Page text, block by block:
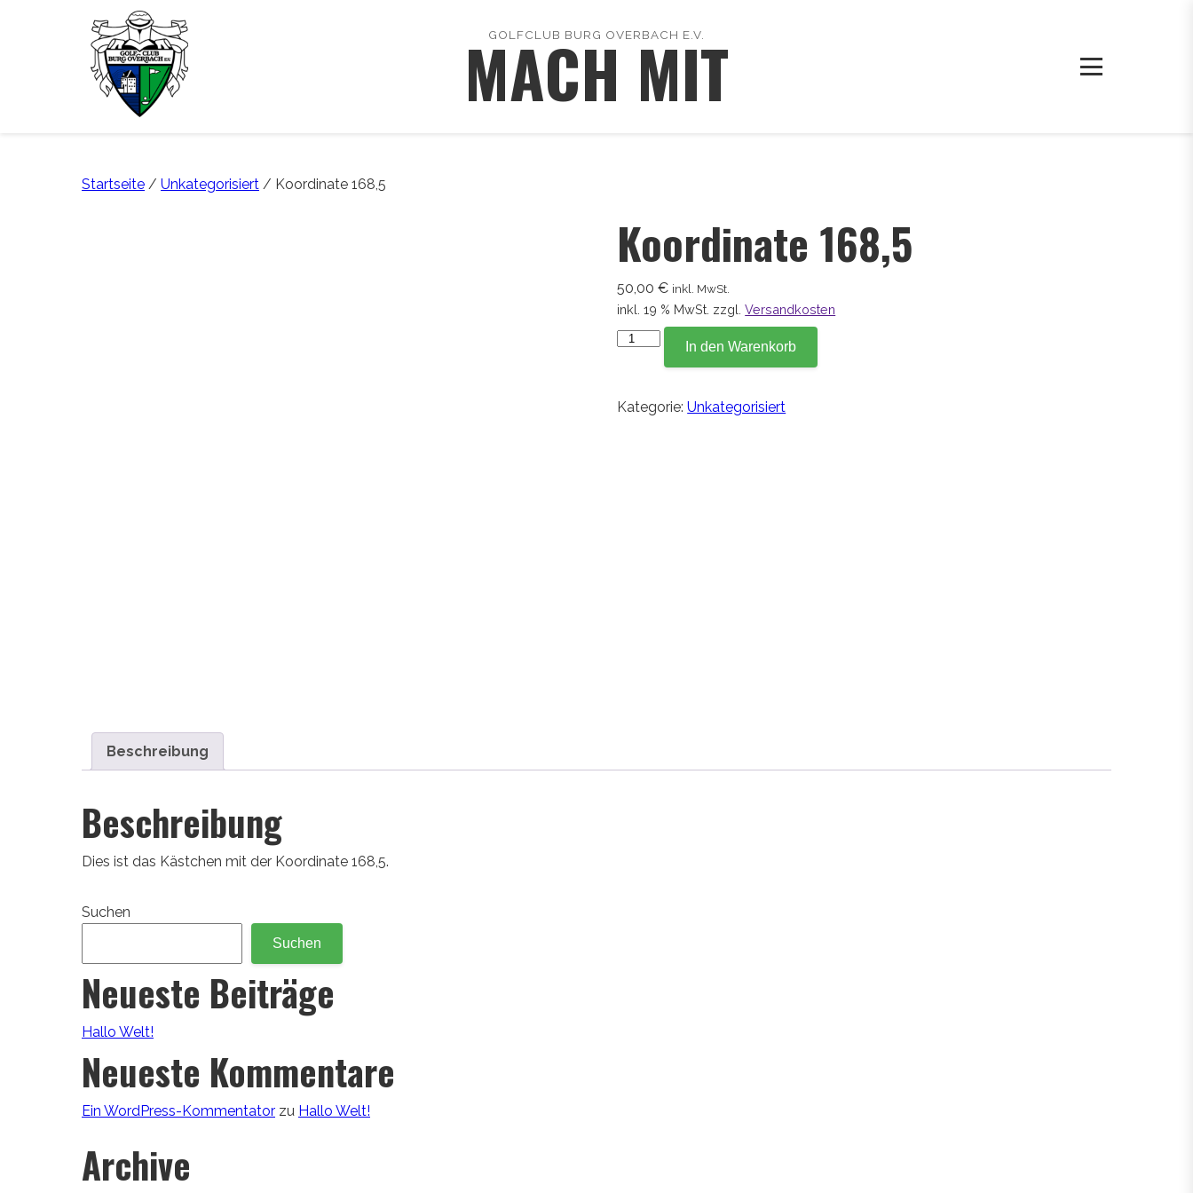
GOLFCLUB BURG OVERBACH E.V.
MACH MIT
Startseite / Unkategorisiert / Koordinate 168,5
Koordinate 168,5
50,00€ inkl. MwSt.
inkl. 19 % MwSt. zzgl.Versandkosten
Koordinate
In den Warenkorb
Kategorie:Unkategorisiert
Beschreibung
Beschreibung
Dies ist das Kästchen mit der Koordinate 168,5.
Suchen
Suchen
Neueste Beiträge
Hallo Welt!
Neueste Kommentare
Ein WordPress-Kommentator zu Hallo Welt!
Archive